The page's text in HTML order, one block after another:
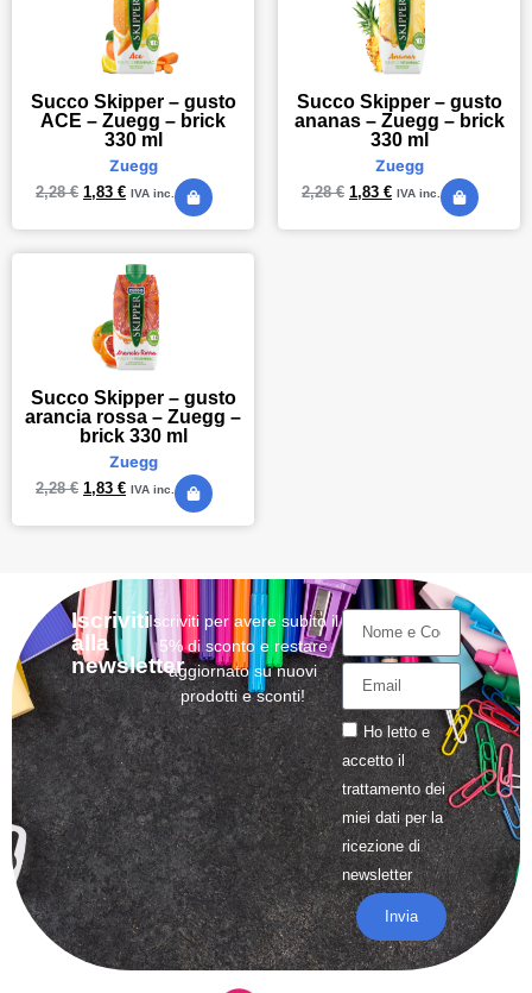
Succo Skipper – gusto
ACE – Zuegg – brick
330 ml
Zuegg
2,28€ 1,83 € IVA inc.
Succo Skipper – gusto
ananas – Zuegg – brick
330 ml
Zuegg
2,28€ 1,83 € IVA inc.
Succo Skipper – gusto
arancia rossa – Zuegg –
brick 330 ml
Zuegg
2,28€ 1,83 € IVA inc.
Iscriviti
alla
newsletter
Iscriviti per avere subito il
5% di sconto e restare
aggiornato su nuovi
prodotti e sconti!
Ho letto e
accetto il
trattamentodei
miei dati per la
ricezione di
newsletter
Invia